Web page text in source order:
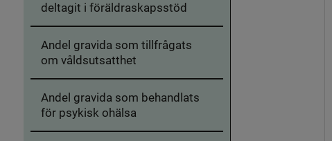
deltagit i föräldraskapsstöd
Andel gravida som tillfrågats
om våldsutsatthet
Andel gravida som behandlats
för psykisk ohälsa